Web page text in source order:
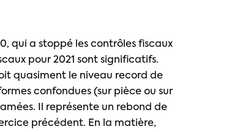
qui a stoppé les contrôles fiscaux
pour 2021 sont significatifs.
quasiment le niveau record de
confondues (sur pièce ou sur
Il représente un rebond de
précédent. En la matière,